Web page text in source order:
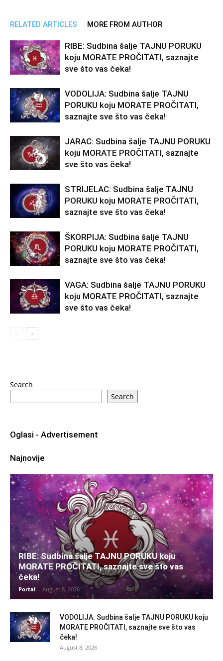
RELATED ARTICLES MORE FROM AUTHOR
RIBE: Sudbina šalje TAJNU PORUKU
koju MORATE PROČITATI, saznajte
sve što vas čeka!
VODOLIJA: Sudbina šalje TAJNU
PORUKU koju MORATE PROČITATI,
saznajte sve što vas čeka!
JARAC: Sudbina šalje TAJNU PORUKU
koju MORATE PROČITATI, saznajte
sve što vas čeka!
STRIJELAC: Sudbina šalje TAJNU
PORUKU koju MORATE PROČITATI,
saznajte sve što vas čeka!
ŠKORPIJA: Sudbina šalje TAJNU
PORUKU koju MORATE PROČITATI,
saznajte sve što vas čeka!
VAGA: Sudbina šalje TAJNU PORUKU
koju MORATE PROČITATI, saznajte
sve što vas čeka!
Search
Search
Oglasi - Advertisement
Najnovije
RIBE: Sudbina šalje TAJNU PORUKU koju
MORATE PROČITATI, saznajte sve što vas
čeka!
Portal - August 8, 2026
VODOLIJA: Sudbina šalje TAJNU PORUKU koju
MORATE PROČITATI, saznajte sve što vas
čeka!
August 8, 2026